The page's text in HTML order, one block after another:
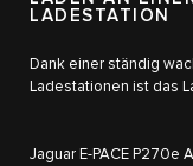
LADESTATION
Dank einer ständig
Ladestationen ist das
Jaguar E-PACE P270e